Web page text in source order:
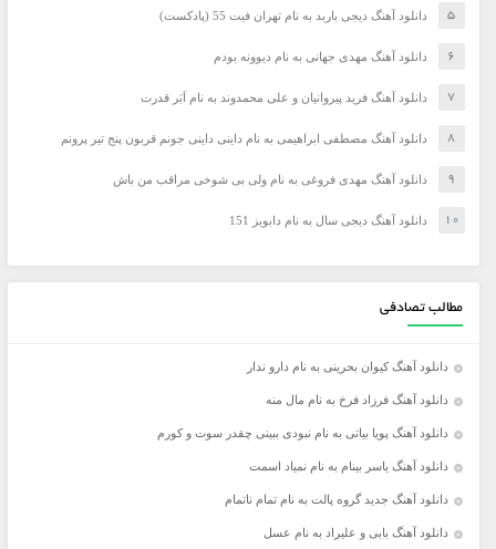
دانلود آهنگ دیجی باربد به نام تهران فیت 55 (پادکست)
دانلود آهنگ مهدی جهانی به نام دیوونه بودم
دانلود آهنگ فرید پیروانیان و علی محمدوند به نام اَبَر قدرت
دانلود آهنگ مصطفی ابراهیمی به نام داینی داینی جونم قربون پنج تیر پرونم
دانلود آهنگ مهدی فروغی به نام ولی بی شوخی مراقب من باش
دانلود آهنگ دیجی سال به نام دابویز 151
مطالب تصادفی
دانلود آهنگ کیوان بحرینی به نام دارو ندار
دانلود آهنگ فرزاد فرخ به نام مال منه
دانلود آهنگ پویا بیاتی به نام نبودی ببینی چقدر سوت و کورم
دانلود آهنگ یاسر بینام به نام نمیاد اسمت
دانلود آهنگ جدید گروه پالت به نام تمام ناتمام
دانلود آهنگ بابی و علیراد به نام عسل